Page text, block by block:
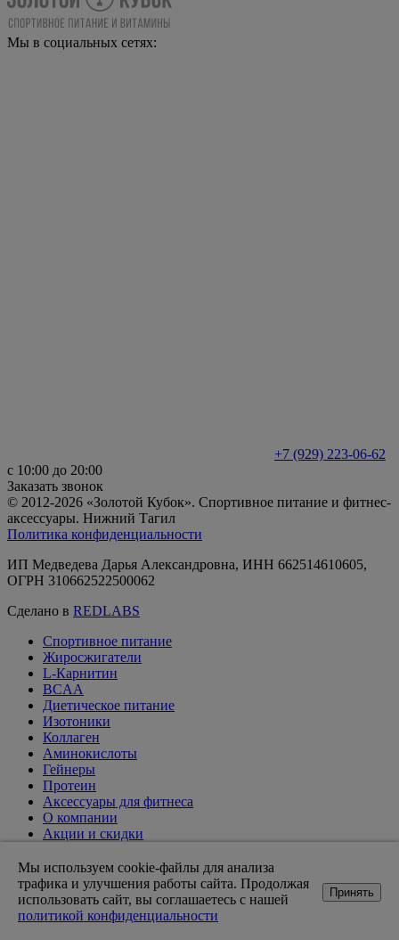
Мы в социальных сетях:
+7 (929) 223-06-62
с 10:00 до 20:00
Заказать звонок
© 2012-2026 «Золотой Кубок». Спортивное питание и фитнес-
аксессуары. Нижний Тагил
Политика конфиденциальности
ИП Медведева Дарья Александровна, ИНН 662514610605,
ОГРН 310662522500062
Сделано в REDLABS
Спортивное питание
Жиросжигатели
L-Карнитин
BCAA
Диетическое питание
Изотоники
Коллаген
Аминокислоты
Гейнеры
Протеин
Аксессуары для фитнеса
О компании
Акции и скидки
Доставка и оплата
Оптовикам
Статьи
Возврат товара
Мы используем cookie-файлы для анализа
трафика и улучшения работы сайта. Продолжая
использовать сайт, вы соглашаетесь с нашей
политикой конфиденциальности
Принять